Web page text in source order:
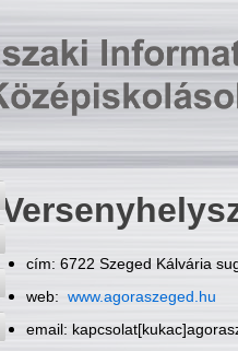
cím: 6722 Szeged Kálvária
web: www.agoraszeged.hu
email: